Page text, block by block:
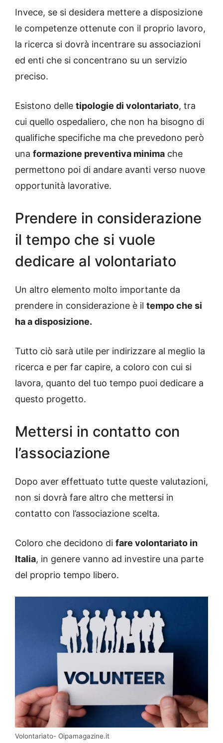
Invece, se si desidera mettere a disposizione
le competenze ottenute con il proprio lavoro,
la ricerca si dovrà incentrare su associazioni
ed enti che si concentrano su un servizio
preciso.
Esistono delle tipologie di volontariato, tra
cui quello ospedaliero, che non ha bisogno di
qualifiche specifiche ma che prevedono però
una formazione preventiva minima che
permettono poi di andare avanti verso nuove
opportunità lavorative.
Prendere in considerazione
il tempo che si vuole
dedicare al volontariato
Un altro elemento molto importante da
prendere in considerazione è il tempo che si
ha a disposizione.
Tutto ciò sarà utile per indirizzare al meglio la
ricerca e per far capire, a coloro con cui si
lavora, quanto del tuo tempo puoi dedicare a
questo progetto.
Mettersi in contatto con
l’associazione
Dopo aver effettuato tutte queste valutazioni,
non si dovrà fare altro che mettersi in
contatto con l’associazione scelta.
Coloro che decidono di fare volontariato in
Italia, in genere vanno ad investire una parte
del proprio tempo libero.
Volontariato- Oipamagazine.it